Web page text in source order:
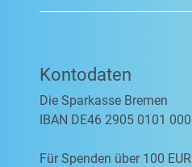
Kontodaten
Die Sparkasse Bremen
IBAN DE46 2905 0101
Für Spenden über 100